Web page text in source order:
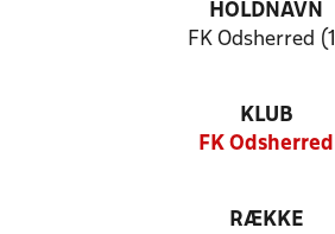
HOLDNAVN
FK Odsherred
KLUB
FK Odsherred
RÆKKE